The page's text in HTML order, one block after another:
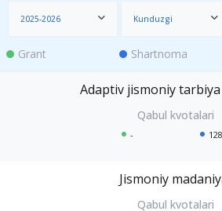
2025-2026 Kunduzgi
Grant Shartnoma
Adaptiv jismoniy
-
Jismoniy